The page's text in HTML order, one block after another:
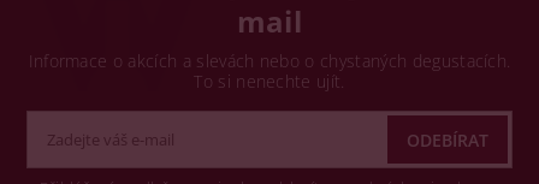
mail
Informace o akcích a slevách nebo o chystaných degustacích.
To si nenechte ujít.